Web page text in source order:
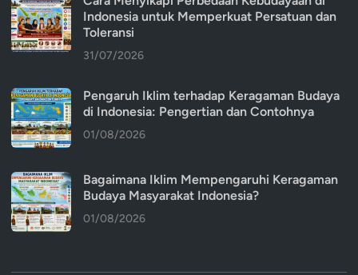
Indonesia untuk Memperkuat Persatuan dan
Toleransi
31/07/2026
Pengaruh Iklim terhadap Keragaman Budaya
di Indonesia: Pengertian dan Contohnya
01/08/2026
Bagaimana Iklim Mempengaruhi Keragaman
Budaya Masyarakat Indonesia?
01/08/2026